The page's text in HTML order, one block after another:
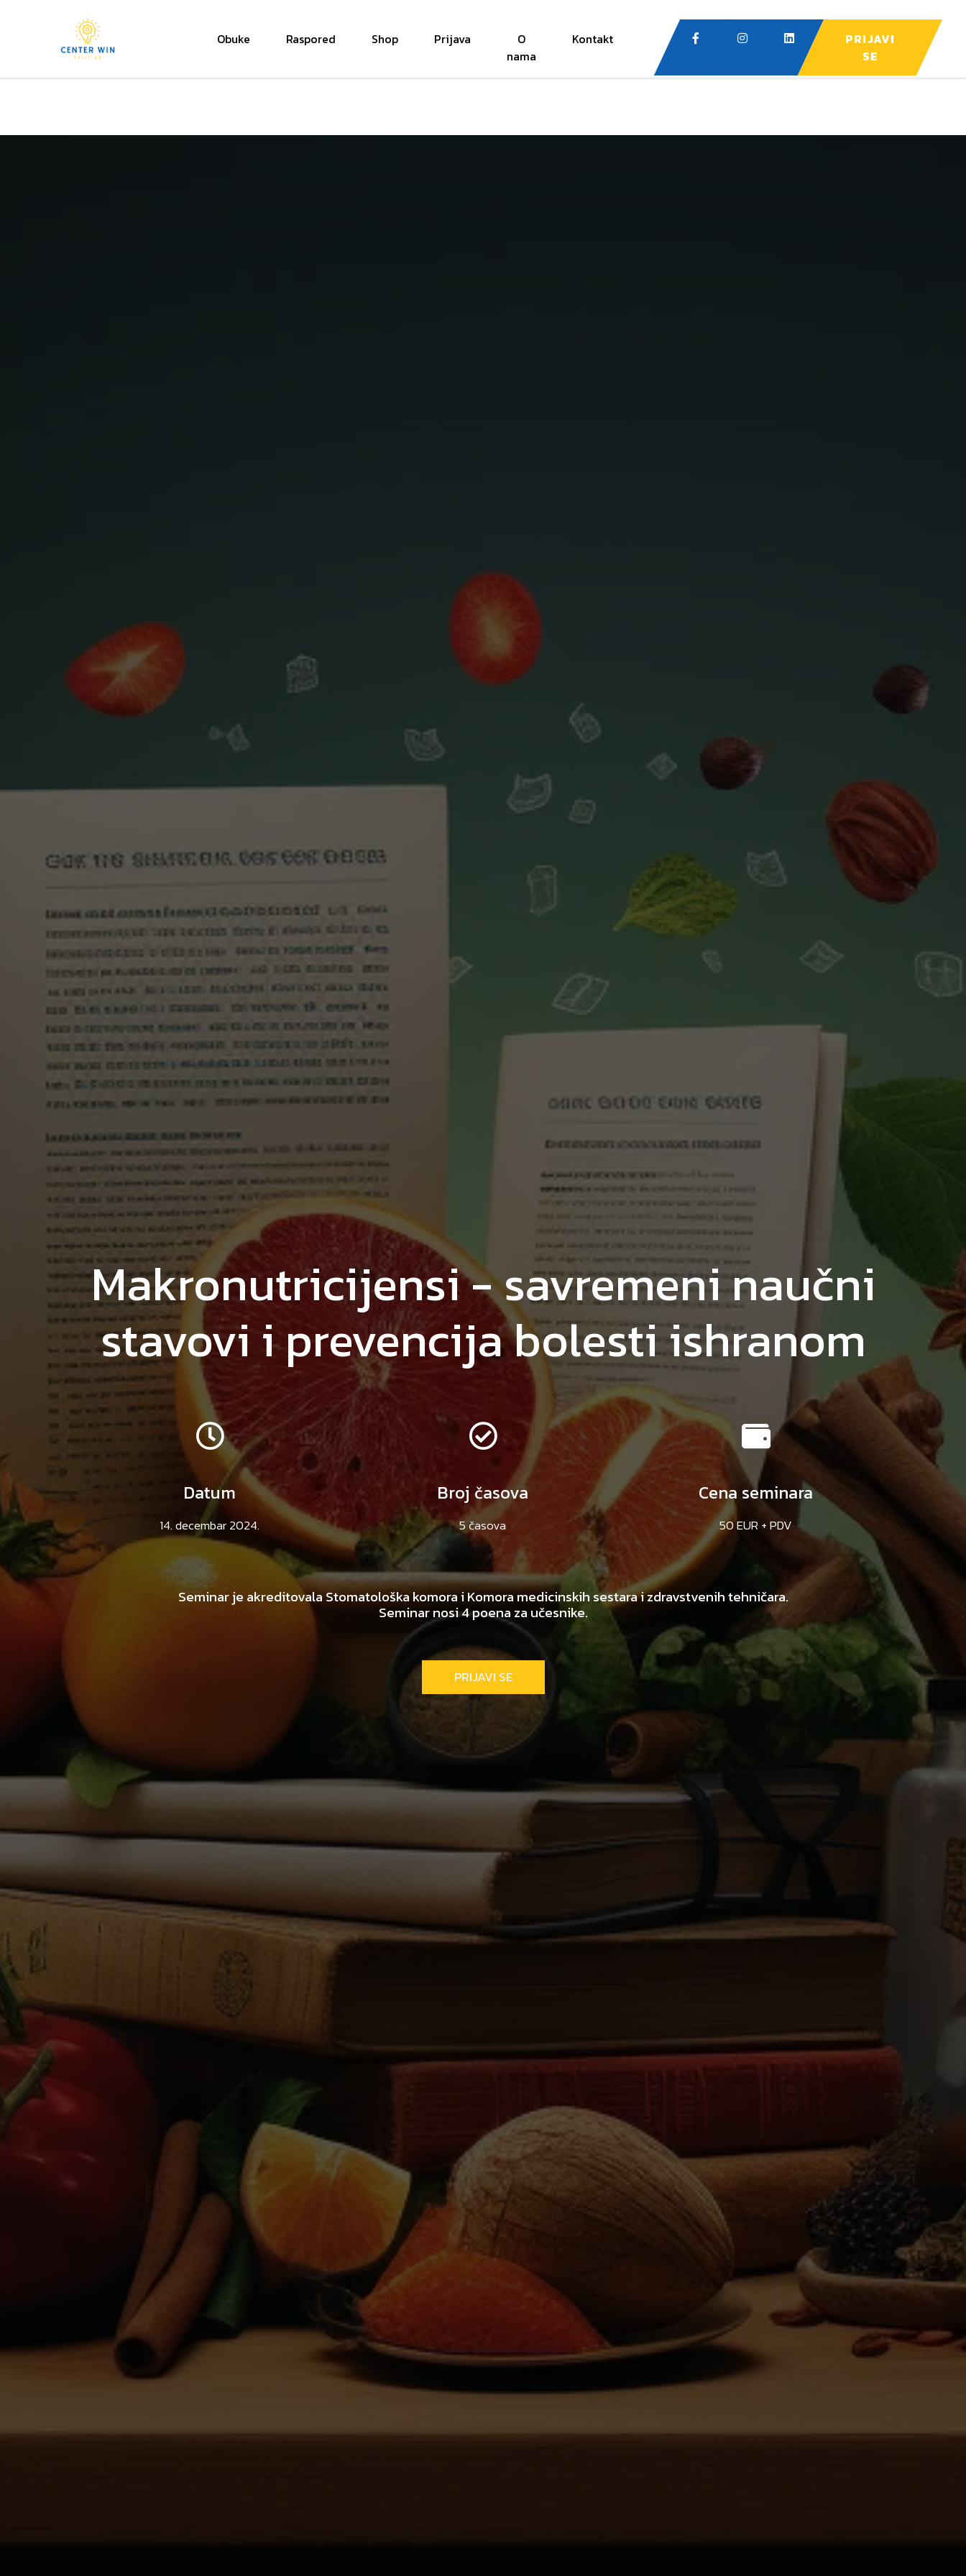
Center WinObuke Raspored Shop Prijava
O
nama
Kontakt
PRIJAVI
SE
Makronutricijensi - savremeni naučni
stavovi i prevencija bolesti ishranom
Datum
14. decembar 2024.
Broj časova
5 časova
Cena seminara
50 EUR + PDV
Seminar je akreditovala Stomatološka komora i Komora medicinskih sestara i zdravstvenih tehničara.
Seminar nosi 4 poena za učesnike.
PRIJAVI SE